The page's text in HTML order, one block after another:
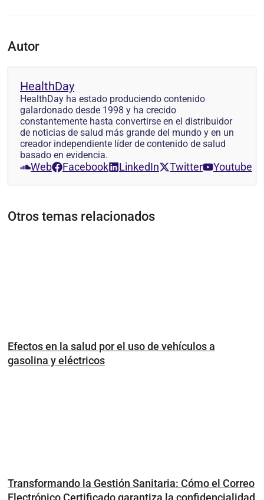
Autor
HealthDay
HealthDay ha estado produciendo contenido
galardonado desde 1998 y ha crecido
constantemente hasta convertirse en el distribuidor
de noticias de salud más grande del mundo y en un
creador independiente líder de contenido de salud
basado en evidencia.
Web Facebook LinkedIn Twitter Youtube
Otros temas relacionados
Efectos en la salud por el uso de vehículos a
gasolina y eléctricos
Transformando la Gestión Sanitaria: Cómo el Correo
Electrónico Certificado garantiza la confidencialidad